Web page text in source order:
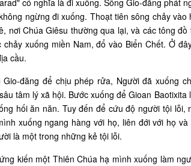
có nghĩa là đi xuống. Sông Gio-đăng phát
ngừng đi xuống. Thoạt tiên sông chảy
nơi Chúa Giêsu thường qua lại, và các tông
xuống miền Nam, đổ vào Biển Chết. Ở
cầu.
đăng để chịu phép rửa, Người đã xuống
tâm lý xã hội. Bước xuống để Gioan
hối ăn năn. Tuy đến để cứu độ người tội lỗi,
xuống ngang hàng với họ, liên đới với họ
là một trong những kẻ tội lỗi.
kiến một Thiên Chúa hạ mình xuống làm